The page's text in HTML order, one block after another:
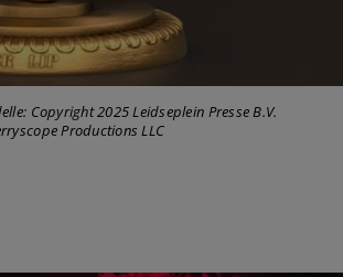
Copyright 2025 Leidseplein Presse B.V.
Productions LLC